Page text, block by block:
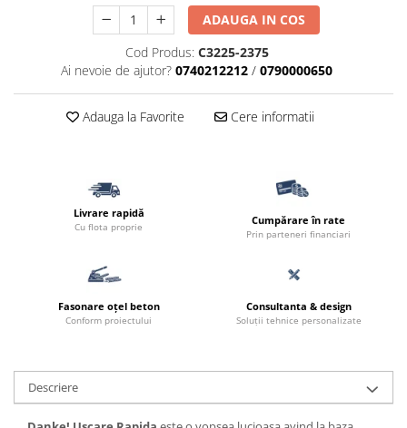
ADAUGA IN COS
Cod Produs: C3225-2375
Ai nevoie de ajutor? 0740212212 / 0790000650
Adauga la Favorite Cere informatii
Livrare rapidă
Cu flota proprie Cumpărare în rate
Prin parteneri financiari
Fasonare oțel beton
Conform proiectului
Consultanta & design
Soluții tehnice personalizate
Descriere